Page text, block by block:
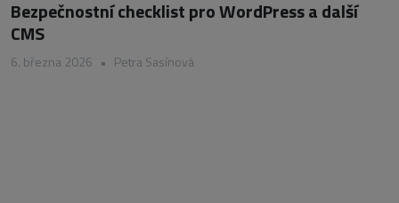
Bezpečnostní checklist pro WordPress a další
CMS
6. března 2026 • Petra Sasínová